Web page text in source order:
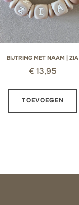
BIJTRING MET NAAM | ZIA
€ 13,95
TOEVOEGEN